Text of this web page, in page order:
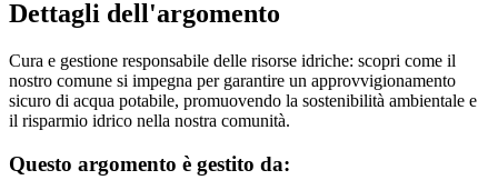
Dettagli dell'argomento
Cura e gestione responsabile delle risorse idriche: scopri come il
nostro comune si impegna per garantire un approvvigionamento
sicuro di acqua potabile, promuovendo la sostenibilità ambientale e
il risparmio idrico nella nostra comunità.
Questo argomento è gestito da: